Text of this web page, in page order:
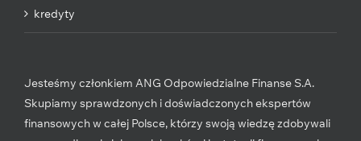
kredyty
Jesteśmy członkiem ANG Odpowiedzialne Finanse S.A.
Skupiamy sprawdzonych i doświadczonych ekspertów
finansowych w całej Polsce, którzy swoją wiedzę zdobywali